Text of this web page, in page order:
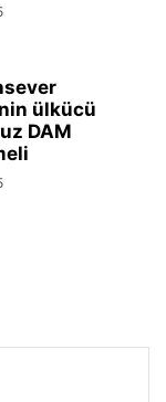
ülkücü
DAM